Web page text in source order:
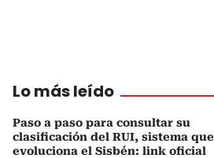
Lo más leído
Paso a paso para consultar su
clasificación del RUI, sistema que
evoluciona el Sisbén: link oficial